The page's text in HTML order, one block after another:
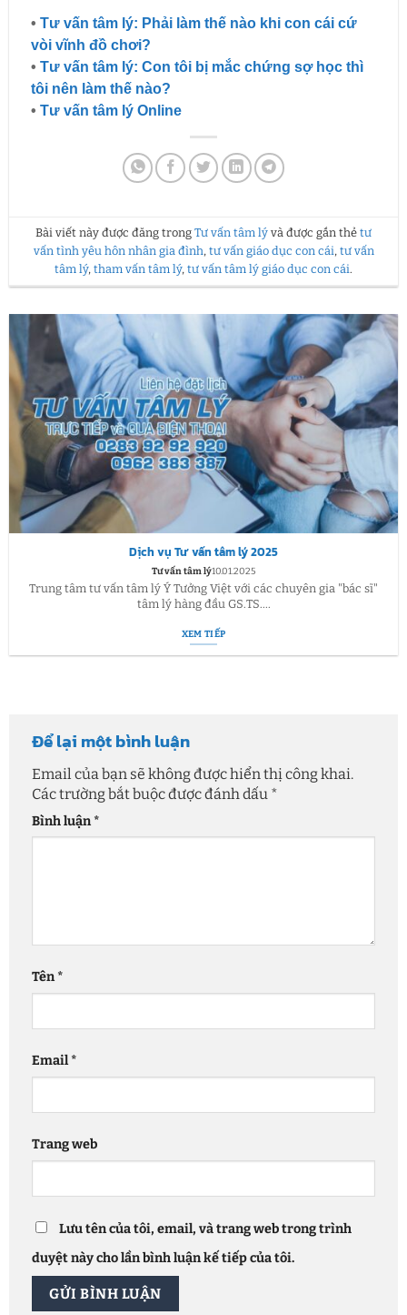
• Tư vấn tâm lý: Phải làm thế nào khi con cái cứ
vòi vĩnh đồ chơi?
• Tư vấn tâm lý: Con tôi bị mắc chứng sợ học thì
tôi nên làm thế nào?
• Tư vấn tâm lý Online
Bài viết này được đăng trong Tư vấn tâm lý và được gắn thẻ tư
vấn tình yêu hôn nhân gia đình, tư vấn giáo dục con cái, tư vấn
tâm lý, tham vấn tâm lý, tư vấn tâm lý giáo dục con cái.
Dịch vụ Tư vấn tâm lý 2025
Tư vấn tâm lý10.01.2025
Trung tâm tư vấn tâm lý Ý Tưởng Việt với các chuyên gia "bác sĩ"
tâm lý hàng đầu GS.TS....
XEM TIẾP
Để lại một bình luận
Email của bạn sẽ không được hiển thị công khai.
Các trường bắt buộc được đánh dấu *
Bình luận*
Tên*
Email*
Trang web
Lưu tên của tôi, email, và trang web trong trình
duyệt này cho lần bình luận kế tiếp của tôi.